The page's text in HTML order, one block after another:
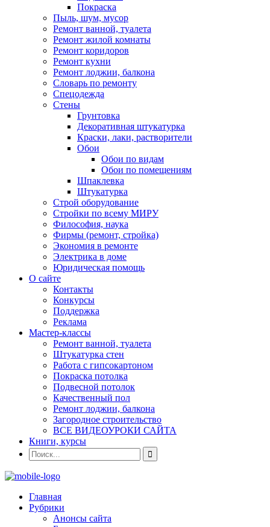
Покраска
Пыль, шум, мусор
Ремонт ванной, туалета
Ремонт жилой комнаты
Ремонт коридоров
Ремонт кухни
Ремонт лоджии, балкона
Словарь по ремонту
Спецодежда
Стены
Грунтовка
Декоративная штукатурка
Краски, лаки, растворители
Обои
Обои по видам
Обои по помещениям
Шпаклевка
Штукатурка
Строй оборудование
Стройки по всему МИРУ
Философия, наука
Фирмы (ремонт, стройка)
Экономия в ремонте
Электрика в доме
Юридическая помощь
О сайте
Контакты
Конкурсы
Поддержка
Реклама
Мастер-классы
Ремонт ванной, туалета
Штукатурка стен
Работа с гипсокартоном
Покраска потолка
Подвесной потолок
Качественный пол
Ремонт лоджии, балкона
Загородное строительство
ВСЕ ВИДЕОУРОКИ САЙТА
Книги, курсы
Главная
Рубрики
Анонсы сайта